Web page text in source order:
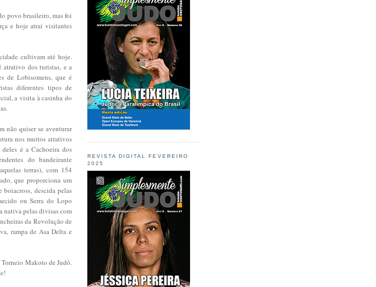
povo brasileiro, mas foi
e hoje atrai visitantes
cultivam até hoje.
dos turistas, e a
de Lobisomens, que é
diferentes tipos de
a visita à casinha do
não quiser se aventurar
nos muitos atrativos
é a Cachoeira dos
do bandeirante
terras), com 154
que proporciona um
descida pelas
ou Serra do Lopo
nativa pelas divisas com
da Revolução de
rampa de Asa Delta e
Makoto de Judô.
REVISTA DIGITAL FEVEREIRO
2025